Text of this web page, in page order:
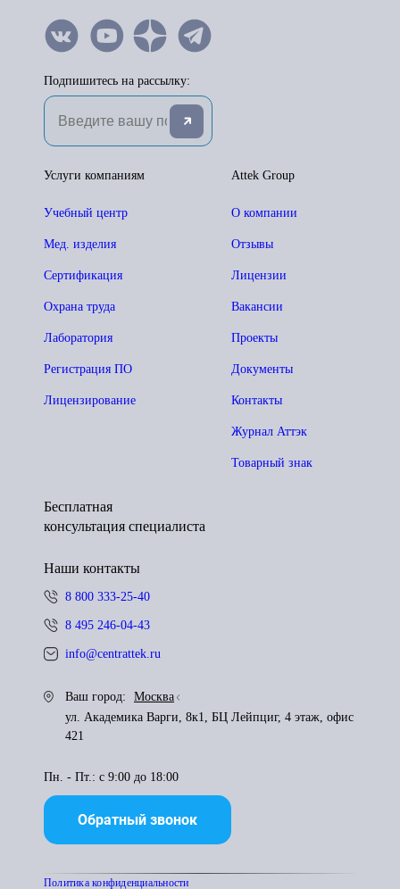
Подпишитесь на рассылку:
Attek Group
О компании
Отзывы
Лицензии
Вакансии
Проекты
Документы
Контакты
Журнал Аттэк
Товарный знак
Услуги компаниям
Учебный центр
Мед. изделия
Сертификация
Охрана труда
Лаборатория
Регистрация ПО
Лицензирование
Бесплатная
консультация специалиста
Наши контакты
8 800 333-25-40
8 495 246-04-43
info@centrattek.ru
Ваш город:
Москва
ул. Академика Варги, 8к1, БЦ Лейпциг, 4 этаж, офис
421
Пн. - Пт.: с 9:00 до 18:00
Обратный звонок
Политика конфиденциальности